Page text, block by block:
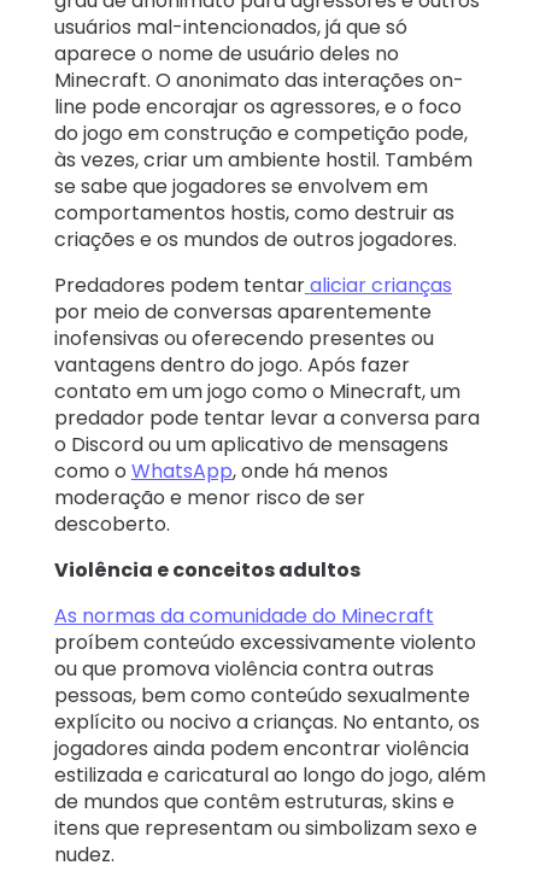
usuários mal-intencionados, já que só
aparece o nome de usuário deles no
Minecraft. O anonimato das interações on-
line pode encorajar os agressores, e o foco
do jogo em construção e competição pode,
às vezes, criar um ambiente hostil. Também
se sabe que jogadores se envolvem em
comportamentos hostis, como destruir as
criações e os mundos de outros jogadores.
Predadores podem tentaraliciar crianças
por meio de conversas aparentemente
inofensivas ou oferecendo presentes ou
vantagens dentro do jogo. Após fazer
contato em um jogo como o Minecraft, um
predador pode tentar levar a conversa para
o Discord ou um aplicativo de mensagens
como o WhatsApp, onde há menos
moderação e menor risco de ser
descoberto.
Violência e conceitos adultos
As normas da comunidade do Minecraft
proíbem conteúdo excessivamente violento
ou que promova violência contra outras
pessoas, bem como conteúdo sexualmente
explícito ou nocivo a crianças. No entanto, os
jogadores ainda podem encontrar violência
estilizada e caricatural ao longo do jogo, além
de mundos que contêm estruturas, skins e
itens que representam ou simbolizam sexo e
nudez.